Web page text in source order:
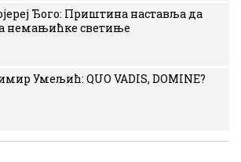
Ђого: Приштина наставља да
немањићке светиње
Умељић: QUO VADIS, DOMINE?